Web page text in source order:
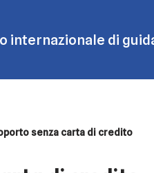
internazionale di
senza carta di credito